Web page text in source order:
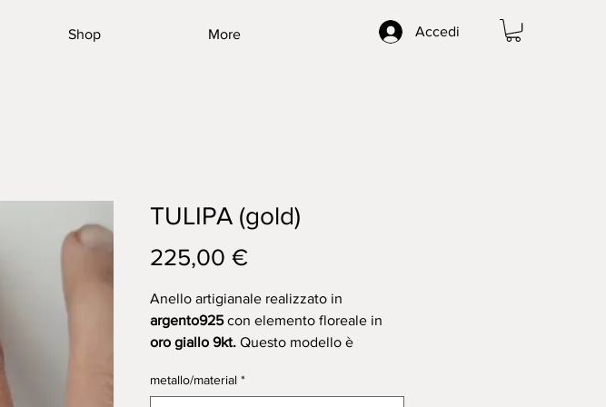
Accedi
Shop More
TULIPA (gold)
225,00 €Prezzo
Anello artigianale realizzato in
argento925con elemento floreale in
oro giallo 9kt. Questo modello è
argento925, lo trovi nella sezione
metallo/material *